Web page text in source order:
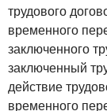
трудового
временного
заключенного
заключенный
действие
временного